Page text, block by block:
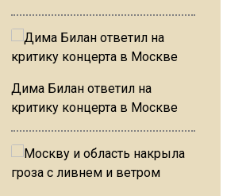
Дима Билан ответил на
критику концерта в Москве